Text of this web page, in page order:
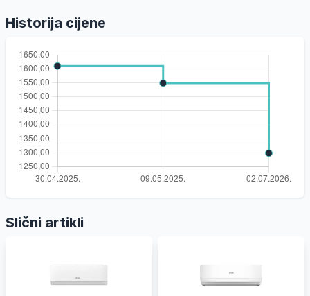
Historija cijene
Slični artikli